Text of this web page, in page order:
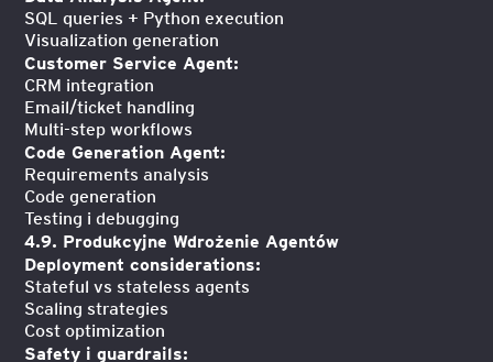
SQL queries + Python execution
Visualization generation
Customer Service Agent:
CRM integration
Email/ticket handling
Multi-step workflows
Code Generation Agent:
Requirements analysis
Code generation
Testing i debugging
4.9. Produkcyjne Wdrożenie Agentów
Deployment considerations:
Stateful vs stateless agents
Scaling strategies
Cost optimization
Safety i guardrails: